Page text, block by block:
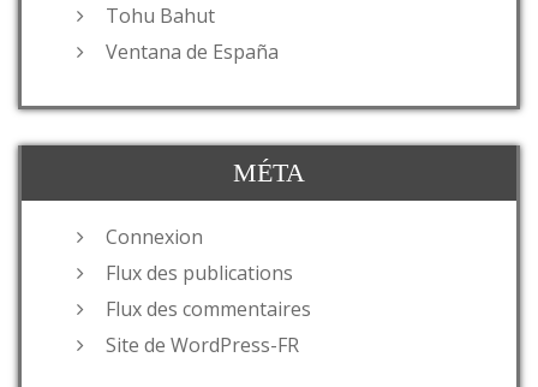
Tohu Bahut
Ventana de España
MÉTA
Connexion
Flux des publications
Flux des commentaires
Site de WordPress-FR